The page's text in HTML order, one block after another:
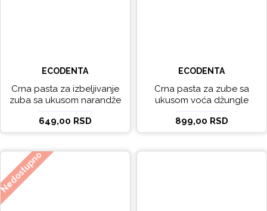
ECODENTA
Crna pasta za izbeljivanje
zuba sa ukusom narandže
Ecodenta 100 ml
649,00 RSD
ECODENTA
Crna pasta za zube sa
ukusom voća džungle
Ecodenta 75 ml
899,00 RSD